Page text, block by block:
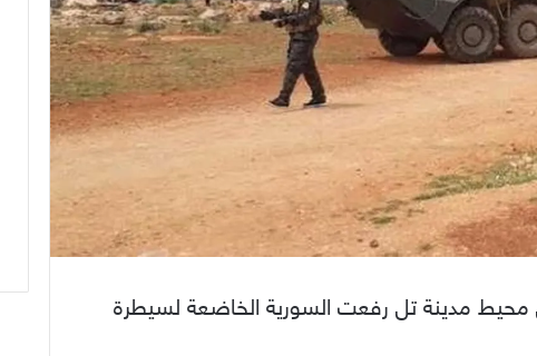
مدينة تل رفعت السورية الخاضعة لسيطرة